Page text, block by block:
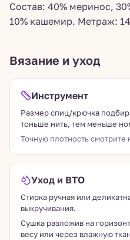
Состав: 40% меринос,
10% кашемир. Метраж:
Вязание и уход
Инструмент
Размер спиц/крючка
тоньше нить, тем меньше
Точную плотность смотрите
Уход и ВТО
Стирка ручная или
выкручивания.
Сушка разложив на
весу или через влажную